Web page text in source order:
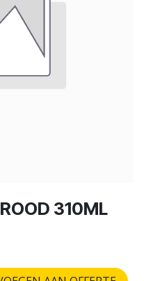
310ML